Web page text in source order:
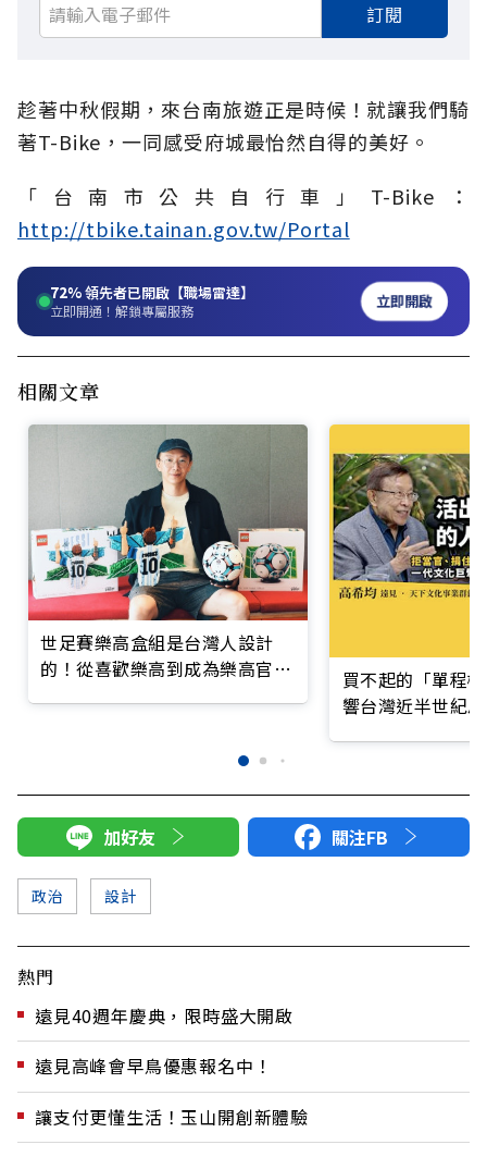
訂閱
趁著中秋假期，來台南旅遊正是時候！就讓我們騎
著T-Bike，一同感受府城最怡然自得的美好。
「台南市公共自行車」T-Bike：
http://tbike.tainan.gov.tw/Portal
72%領先者已開啟【職場雷達】
立即開通！解鎖專屬服務 立即開啟
相關文章
世足賽樂高盒組是台灣人設計
的！從喜歡樂高到成為樂高官方
買不起的「單程
響台灣近半世紀
加好友 關注FB
政治 設計
熱門
遠見40週年慶典，限時盛大開啟
遠見高峰會早鳥優惠報名中！
讓支付更懂生活！玉山開創新體驗